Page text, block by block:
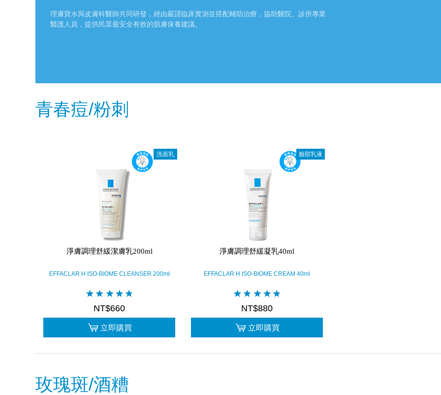
理膚寶水與皮膚科醫師共同研發，經由嚴謹臨床實測並搭配輔助治療，協助醫院、診所專業
醫護人員，提供民眾最安全有效的肌膚保養建議。
青春痘/粉刺
洗面乳
淨膚調理舒緩潔膚乳200ml
EFFACLAR H ISO-BIOME CLEANSER 200ml
NT$660
立即購買
臉部乳液
淨膚調理舒緩凝乳40ml
EFFACLAR H ISO-BIOME CREAM 40ml
NT$880
立即購買
玫瑰斑/酒糟